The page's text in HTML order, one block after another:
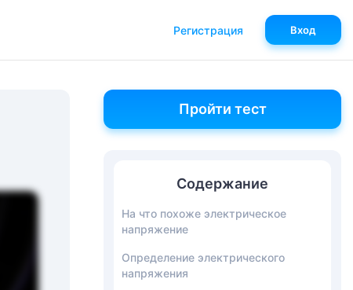
Пройти тест
Содержание
На что похоже электрическое
напряжение
Определение электрического
напряжения
Регистрация Вход